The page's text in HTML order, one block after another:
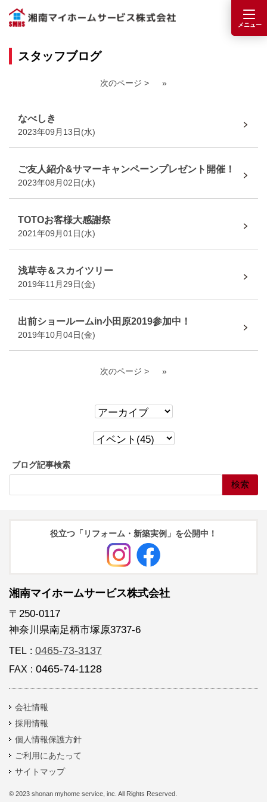
スタッフブログ
次のページ > »
なべしき
2023年09月13日(水)
ご友人紹介&サマーキャンペーンプレゼント開催！
2023年08月02日(水)
TOTOお客様大感謝祭
2021年09月01日(水)
浅草寺＆スカイツリー
2019年11月29日(金)
出前ショールームin小田原2019参加中！
2019年10月04日(金)
次のページ > »
ブログ記事検索
役立つ「リフォーム・新築実例」を公開中！
湘南マイホームサービス株式会社
〒250-0117
神奈川県南足柄市塚原3737-6
TEL : 0465-73-3137
FAX : 0465-74-1128
会社情報
採用情報
個人情報保護方針
ご利用にあたって
サイトマップ
© 2023 shonan myhome service, inc. All Rights Reserved.